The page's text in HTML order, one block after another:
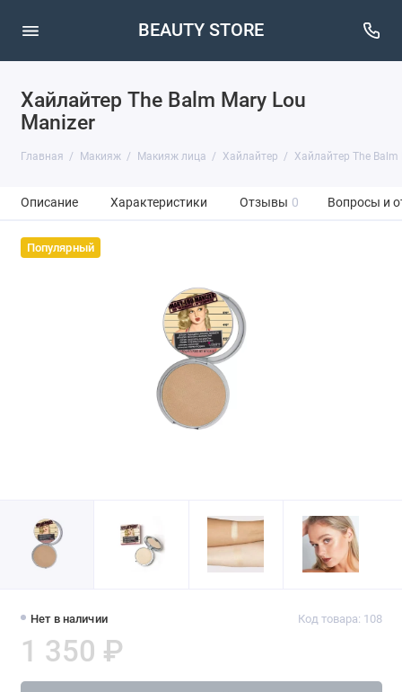
BEAUTY STORE
Хайлайтер The Balm Mary Lou
Manizer
Главная Макияж Макияж лица Хайлайтер Хайлайтер The Balm
Описание Характеристики Отзывы 0 Вопросы и
Популярный
Нет в наличии Код товара: 108
1 350 ₽